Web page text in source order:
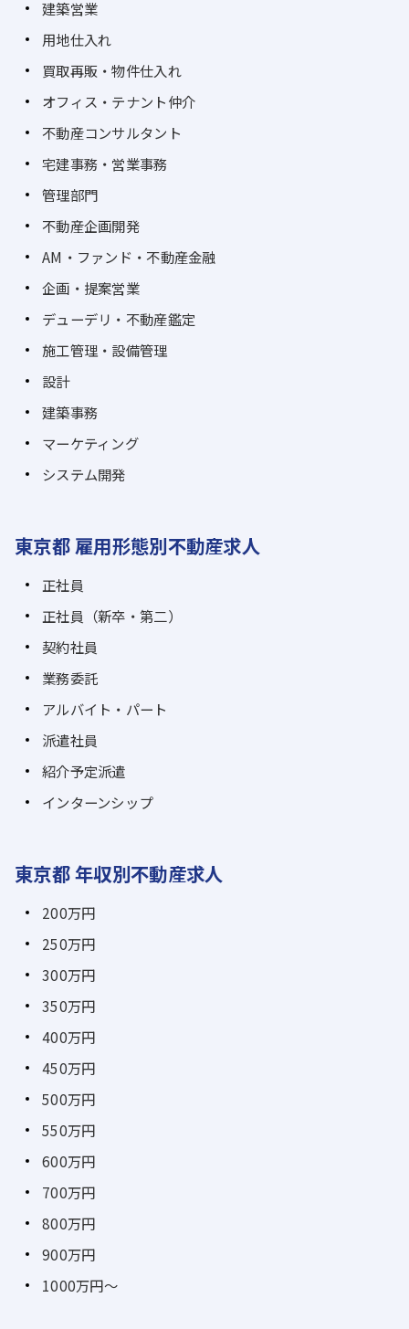
建築営業
用地仕入れ
買取再販・物件仕入れ
オフィス・テナント仲介
不動産コンサルタント
宅建事務・営業事務
管理部門
不動産企画開発
AM・ファンド・不動産金融
企画・提案営業
デューデリ・不動産鑑定
施工管理・設備管理
設計
建築事務
マーケティング
システム開発
東京都 雇用形態別不動産求人
正社員
正社員（新卒・第二）
契約社員
業務委託
アルバイト・パート
派遣社員
紹介予定派遣
インターンシップ
東京都 年収別不動産求人
200万円
250万円
300万円
350万円
400万円
450万円
500万円
550万円
600万円
700万円
800万円
900万円
1000万円～